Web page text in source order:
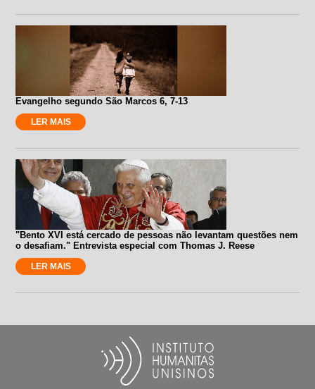
Evangelho segundo São Marcos 6, 7-13
LER MAIS
"Bento XVI está cercado de pessoas não levantam questões nem
o desafiam." Entrevista especial com Thomas J. Reese
LER MAIS